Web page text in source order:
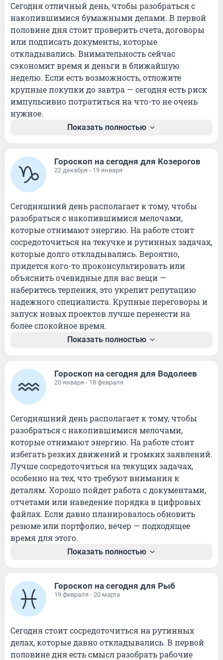
Сегодня отличный день, чтобы разобраться с
накопившимися бумажными делами. В первой
половине дня стоит проверить счета, договоры
или подписать документы, которые
откладывались. Внимательность сейчас
сэкономит время и деньги в ближайшую
неделю. Если есть возможность, отложите
крупные покупки до завтра — сегодня есть риск
импульсивно потратиться на что-то не очень
нужное.
Показать полностью
Гороскоп на сегодня для Козерогов
22 декабря - 19 января
Сегодняшний день располагает к тому, чтобы
разобраться с накопившимися мелочами,
которые отнимают энергию. На работе стоит
сосредоточиться на текучке и рутинных задачах,
которые долго откладывались. Вероятно,
придется кого-то проконсультировать или
объяснить очевидные для вас вещи —
наберитесь терпения, это укрепит репутацию
надежного специалиста. Крупные переговоры и
запуск новых проектов лучше перенести на
более спокойное время.
Показать полностью
Гороскоп на сегодня для Водолеев
20 января - 18 февраля
Сегодняшний день располагает к тому, чтобы
разобраться с накопившимися мелочами,
которые отнимают энергию. На работе стоит
избегать резких движений и громких заявлений.
Лучше сосредоточиться на текущих задачах,
особенно на тех, что требуют внимания к
деталям. Хорошо пойдет работа с документами,
отчетами или наведение порядка в цифровых
файлах. Если давно планировалось обновить
резюме или портфолио, вечер — подходящее
время для этого.
Показать полностью
Гороскоп на сегодня для Рыб
19 февраля - 20 марта
Сегодня стоит сосредоточиться на рутинных
делах, которые давно откладывались. В первой
половине дня есть смысл разобрать рабочие